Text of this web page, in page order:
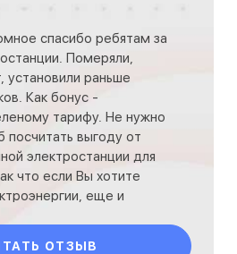
спасибо ребятам за
Померяли,
установили раньше
Как бонус -
тарифу. Не нужно
посчитать выгоду от
электростанции для
что если Вы хотите
еще и
ОТЗЫВ